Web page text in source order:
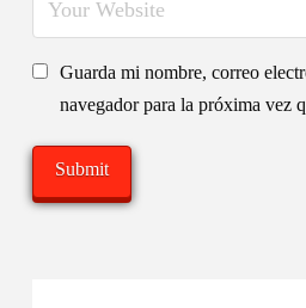
Guarda mi nombre, correo
navegador para la próxima vez